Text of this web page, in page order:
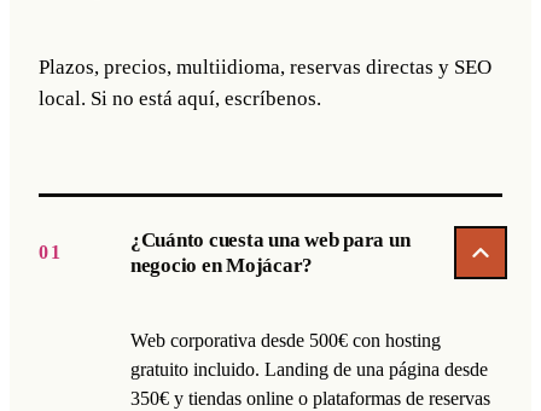
Plazos, precios, multiidioma, reservas directas y SEO
local. Si no está aquí, escríbenos.
01
¿Cuánto cuesta una web para un
negocio en Mojácar?
Web corporativa desde 500€ con hosting
gratuito incluido. Landing de una página desde
350€ y tiendas online o plataformas de reservas